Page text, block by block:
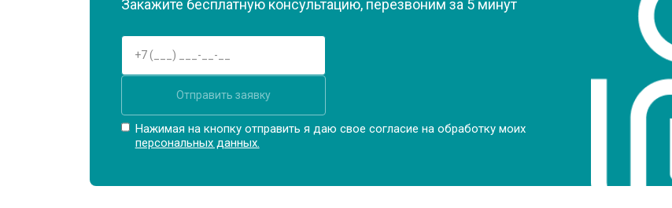
Замена Wi-Fi
Ремонт цепи питания
Замена USB порта от 70 мин
Закажите бесплатную консультацию, перезвоним за 5 минут
Отправить заявку
Нажимая на кнопку отправить я даю свое согласие на обработку моих
персональных данных.